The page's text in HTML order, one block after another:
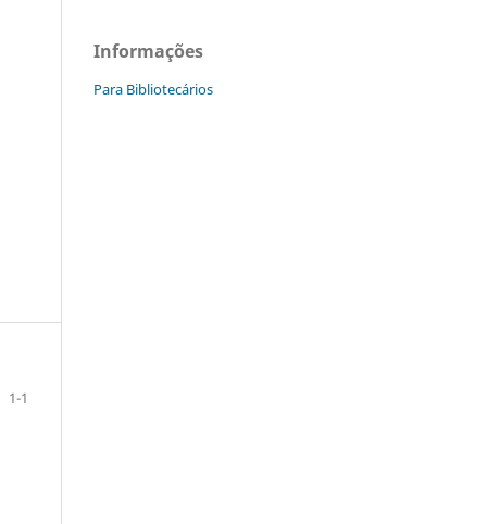
1-1
Informações
Para Bibliotecários